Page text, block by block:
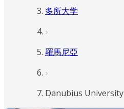
多所大学
羅馬尼亞
Danubius University